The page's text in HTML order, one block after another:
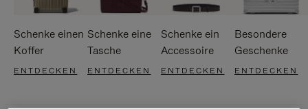
Schenke einen
Koffer
ENTDECKEN
Schenke eine
Tasche
ENTDECKEN
Schenke ein
Accessoire
ENTDECKEN
Besondere
Geschenke
ENTDECKEN